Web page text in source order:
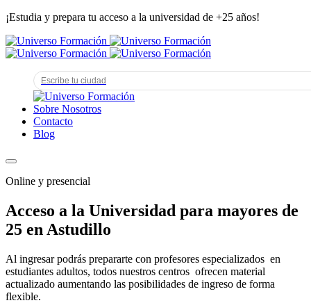
¡Estudia y prepara tu acceso a la universidad de +25 años!
Sobre Nosotros
Contacto
Blog
Online y presencial
Acceso a la Universidad para mayores de
25 en Astudillo
Al ingresar podrás prepararte con profesores especializados en
estudiantes adultos, todos nuestros centros ofrecen material
actualizado aumentando las posibilidades de ingreso de forma
flexible.